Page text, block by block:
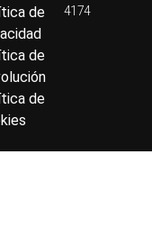
de
de
de
4174